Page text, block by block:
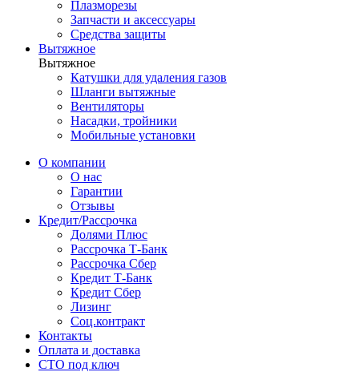
Плазморезы
Запчасти и аксессуары
Средства защиты
Вытяжное
Вытяжное
Катушки для удаления газов
Шланги вытяжные
Вентиляторы
Насадки, тройники
Мобильные установки
О компании
О нас
Гарантии
Отзывы
Кредит/Рассрочка
Долями Плюс
Рассрочка Т-Банк
Рассрочка Сбер
Кредит Т-Банк
Кредит Сбер
Лизинг
Соц.контракт
Контакты
Оплата и доставка
СТО под ключ